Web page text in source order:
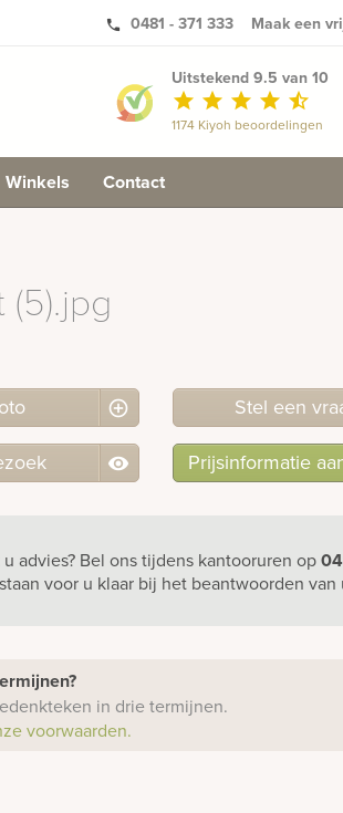
phone 0481 - 371 333 Maak een
Uitstekend 9.5 van 10
star star star star star_half
1174 Kiyoh beoordelingen
Winkels Contact
(5).jpg
Stel een
Prijsinformatie
advies? Bel onstijdens kantooruren op
voor u klaar bij het beantwoorden van
in drie termijnen.
voorwaarden.